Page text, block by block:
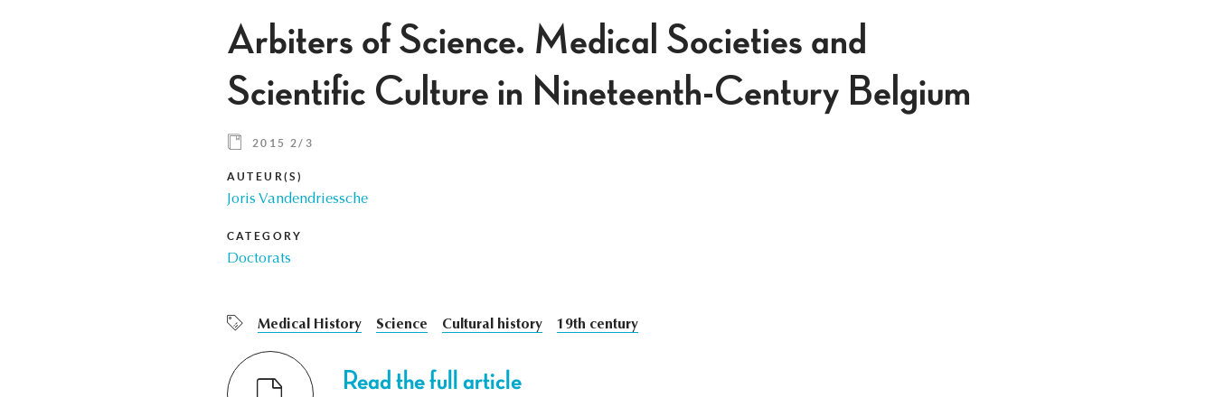
Arbiters of Science. Medical Societies and
Scientific Culture in Nineteenth-Century Belgium
2015 2/3
AUTEUR(S)
Joris Vandendriessche
CATEGORY
Doctorats
Medical History Science Cultural history 19th century
Read the full article